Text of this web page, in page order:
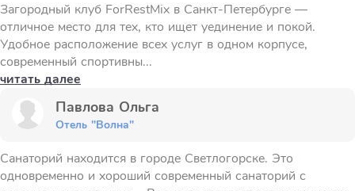
Загородный клуб ForRestMix в Санкт-Петербурге —
отличное место для тех, кто ищет уединение и покой.
Удобное расположение всех услуг в одном корпусе,
современный спортивны...
читать далее
Павлова Ольга
Отель "Волна"
Санаторий находится в городе Светлогорске. Это
одновременно и хороший современный санаторий с